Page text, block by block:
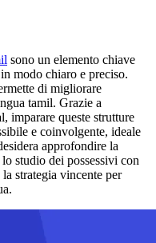
sono un elemento chiave
modo chiaro e preciso.
di migliorare
tamil. Grazie a
imparare queste strutture
e coinvolgente, ideale
approfondire la
studio dei possessivi con
strategia vincente per